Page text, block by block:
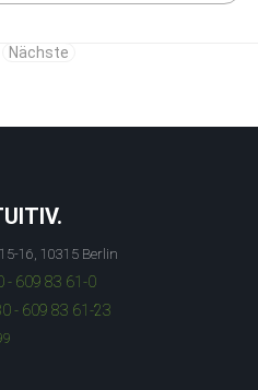
Nächste
16, 10315 Berlin
- 609 83 61-0
- 609 83 61-23